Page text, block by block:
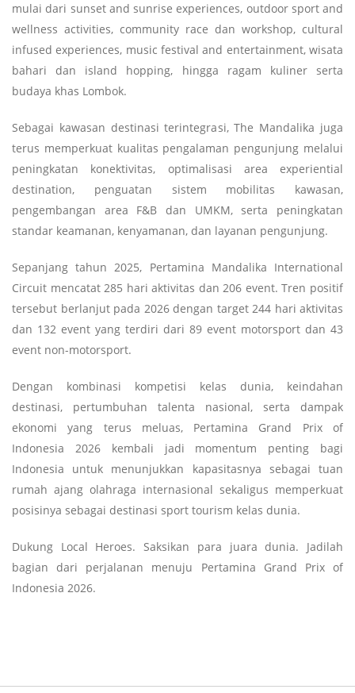
mulai dari sunset and sunrise experiences, outdoor sport and
wellness activities, community race dan workshop, cultural
infused experiences, music festival and entertainment, wisata
bahari dan island hopping, hingga ragam kuliner serta
budaya khas Lombok.
Sebagai kawasan destinasi terintegrasi, The Mandalika juga
terus memperkuat kualitas pengalaman pengunjung melalui
peningkatan konektivitas, optimalisasi area experiential
destination, penguatan sistem mobilitas kawasan,
pengembangan area F&B dan UMKM, serta peningkatan
standar keamanan, kenyamanan, dan layanan pengunjung.
Sepanjang tahun 2025, Pertamina Mandalika International
Circuit mencatat 285 hari aktivitas dan 206 event. Tren positif
tersebut berlanjut pada 2026 dengan target 244 hari aktivitas
dan 132 event yang terdiri dari 89 event motorsport dan 43
event non-motorsport.
Dengan kombinasi kompetisi kelas dunia, keindahan
destinasi, pertumbuhan talenta nasional, serta dampak
ekonomi yang terus meluas, Pertamina Grand Prix of
Indonesia 2026 kembali jadi momentum penting bagi
Indonesia untuk menunjukkan kapasitasnya sebagai tuan
rumah ajang olahraga internasional sekaligus memperkuat
posisinya sebagai destinasi sport tourism kelas dunia.
Dukung Local Heroes. Saksikan para juara dunia. Jadilah
bagian dari perjalanan menuju Pertamina Grand Prix of
Indonesia 2026.